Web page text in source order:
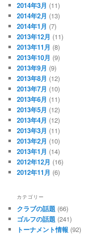
2014年3月 (11)
2014年2月 (13)
2014年1月 (7)
2013年12月 (11)
2013年11月 (8)
2013年10月 (9)
2013年9月 (9)
2013年8月 (12)
2013年7月 (10)
2013年6月 (11)
2013年5月 (12)
2013年4月 (12)
2013年3月 (11)
2013年2月 (10)
2013年1月 (14)
2012年12月 (16)
2012年11月 (6)
カテゴリー
クラブの話題 (66)
ゴルフの話題 (241)
トーナメント情報 (92)